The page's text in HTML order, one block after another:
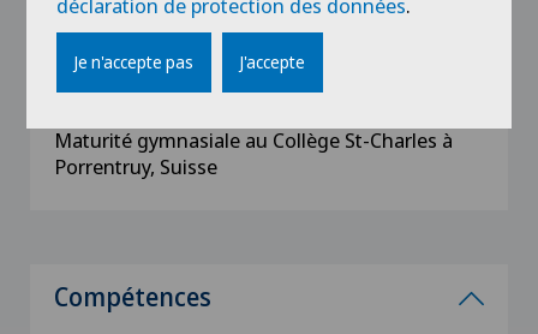
Faculté de médecine à l’université de Genève,
Maturité gymnasiale au Collège St-Charles à
Porrentruy, Suisse
Compétences
Je n'accepte pas J'accepte